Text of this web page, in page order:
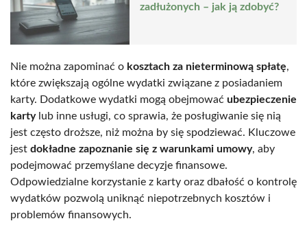
zadłużonych – jak ją zdobyć?
Nie można zapominać o kosztach za nieterminową spłatę,
które zwiększają ogólne wydatki związane z posiadaniem
karty. Dodatkowe wydatki mogą obejmować ubezpieczenie
kartylub inne usługi, co sprawia, że posługiwanie się nią
jest często droższe, niż można by się spodziewać. Kluczowe
jest dokładne zapoznanie się z warunkami umowy, aby
podejmować przemyślane decyzje finansowe.
Odpowiedzialne korzystanie z karty oraz dbałość o kontrolę
wydatków pozwolą uniknąć niepotrzebnych kosztów i
problemów finansowych.